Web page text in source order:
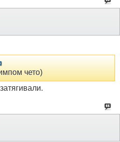
чето)